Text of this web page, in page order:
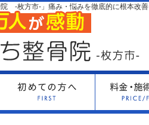
-枚方市-」痛み・悩みを徹底的に根本改善